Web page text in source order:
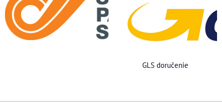
GLS doručenie